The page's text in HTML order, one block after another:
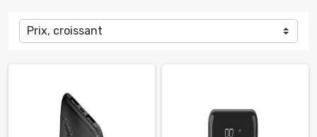
Prix, croissant